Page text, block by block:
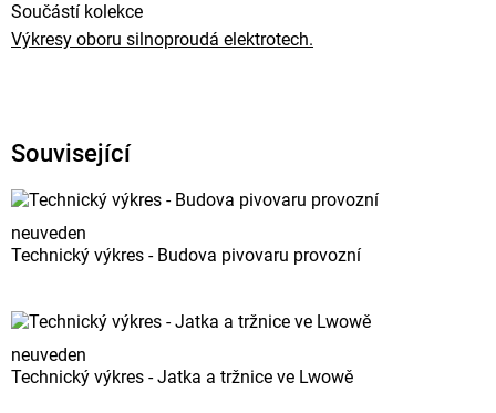
Součástí kolekce
Výkresy oboru silnoproudá elektrotech.
Související
neuveden
Technický výkres - Budova pivovaru provozní
neuveden
Technický výkres - Jatka a tržnice ve Lwowě